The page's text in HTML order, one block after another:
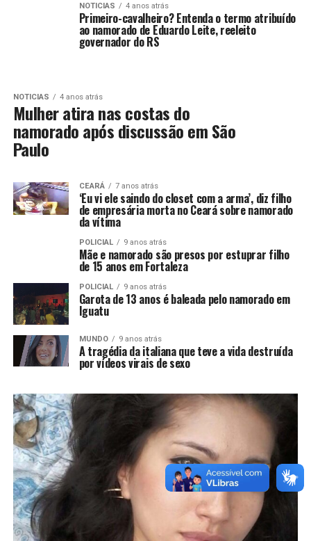
NOTICIAS 4 anos atrás
Primeiro-cavalheiro? Entenda o termo atribuído
ao namorado de Eduardo Leite, reeleito
governador do RS
NOTICIAS 4 anos atrás
Mulher atira nas costas do
namorado após discussão em São
Paulo
CEARÁ 7 anos atrás
‘Eu vi ele saindo do closet com a arma’, diz filho
de empresária morta no Ceará sobre namorado
da vítima
POLICIAL 9 anos atrás
Mãe e namorado são presos por estuprar filho
de 15 anos em Fortaleza
POLICIAL 9 anos atrás
Garota de 13 anos é baleada pelo namorado em
Iguatu
MUNDO 9 anos atrás
A tragédia da italiana que teve a vida destruída
por vídeos virais de sexo